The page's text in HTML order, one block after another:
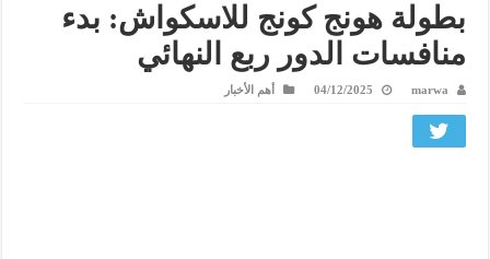
بطولة هونج كونج للاسكواش: بدء
منافسات الدور ربع النهائي
marwa
04/12/2025 أهم الأخبار